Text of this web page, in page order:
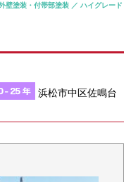
塗装・付帯部塗装 ／ ハイグレード
浜松市中区佐鳴台